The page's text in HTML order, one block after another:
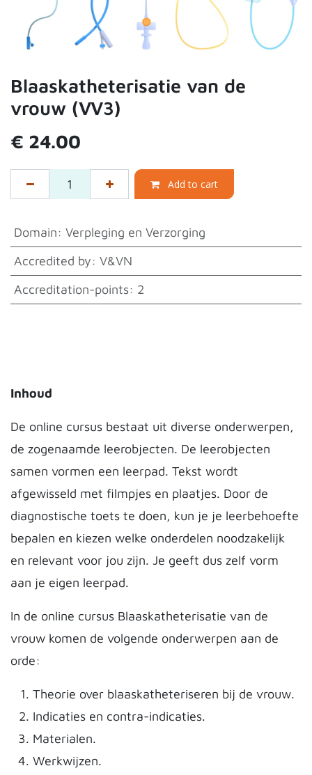
Blaaskatheterisatie van de
vrouw (VV3)
€ 24.00
Add to cart
Domain: Verpleging en Verzorging
Accredited by: V&VN
Accreditation-points: 2
Inhoud
De online cursus bestaat uit diverse onderwerpen,
de zogenaamde leerobjecten. De leerobjecten
samen vormen een leerpad. Tekst wordt
afgewisseld met filmpjes en plaatjes. Door de
diagnostische toets te doen, kun je je leerbehoefte
bepalen en kiezen welke onderdelen noodzakelijk
en relevant voor jou zijn. Je geeft dus zelf vorm
aan je eigen leerpad.
In de online cursus Blaaskatheterisatie van de
vrouw komen de volgende onderwerpen aan de
orde:
Theorie over blaaskatheteriseren bij de vrouw.
Indicaties en contra-indicaties.
Materialen.
Werkwijzen.